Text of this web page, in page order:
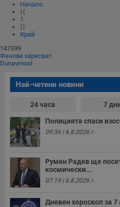
Начало
⟨⟨
1
⟩⟩
Край
147399
Фенове харесват
Dunavmost
Най-четени новини
24 часа 7
Полицията спаси
09:36 | 6.8.2026 г.
Румен Радев ще
космически...
07:19 | 6.8.2026 г.
Дневен хороскоп за 7